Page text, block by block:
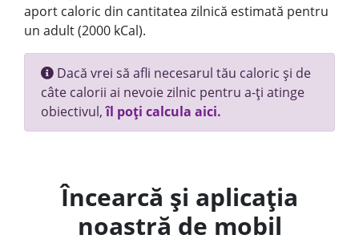
aport caloric din cantitatea zilnică estimată pentru
un adult (2000 kCal).
Dacă vrei să afli necesarul tău caloric și de
câte calorii ai nevoie zilnic pentru a-ți atinge
obiectivul,îl poți calcula aici.
Încearcă și aplicația
noastră de mobil